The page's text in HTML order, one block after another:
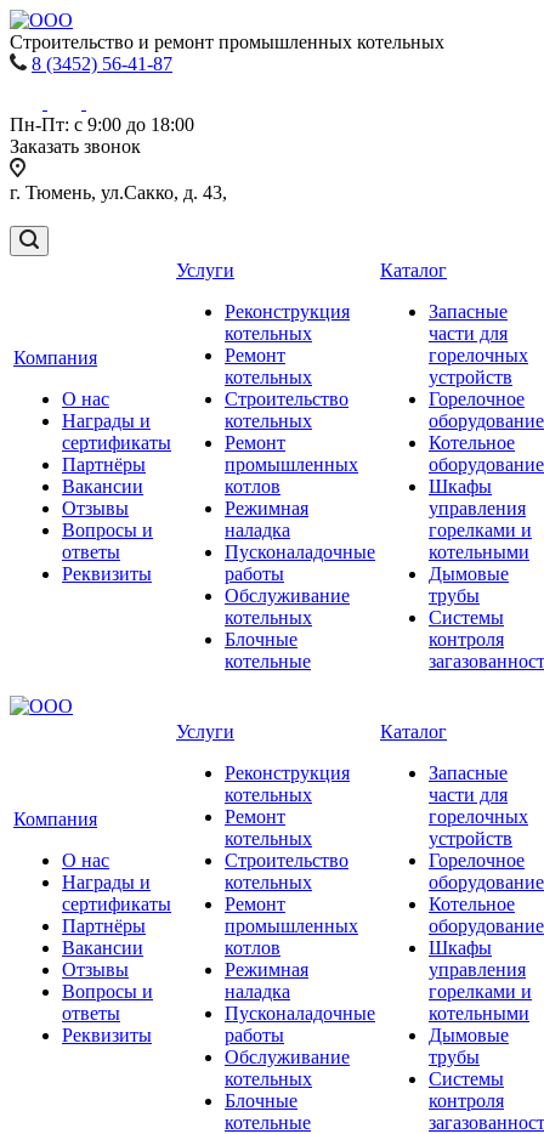
Строительство и ремонт промышленных котельных
8 (3452) 56-41-87
Пн-Пт: с 9:00 до 18:00
Заказать звонок
г. Тюмень, ул.Сакко, д. 43,
Компания
О нас
Награды и
сертификаты
Партнёры
Вакансии
Отзывы
Вопросы и
ответы
Реквизиты
Услуги
Реконструкция
котельных
Ремонт
котельных
Строительство
котельных
Ремонт
промышленных
котлов
Режимная
наладка
Пусконаладочные
работы
Обслуживание
котельных
Блочные
котельные
Каталог
Запасные
части для
горелочных
устройств
Горелочное
оборудование
Котельное
оборудование
Шкафы
управления
горелками и
котельными
Дымовые
трубы
Системы
контроля
Компания
О нас
Награды и
сертификаты
Партнёры
Вакансии
Отзывы
Вопросы и
ответы
Реквизиты
Услуги
Реконструкция
котельных
Ремонт
котельных
Строительство
котельных
Ремонт
промышленных
котлов
Режимная
наладка
Пусконаладочные
работы
Обслуживание
котельных
Блочные
котельные
Каталог
Запасные
части для
горелочных
устройств
Горелочное
оборудование
Котельное
оборудование
Шкафы
управления
горелками и
котельными
Дымовые
трубы
Системы
контроля